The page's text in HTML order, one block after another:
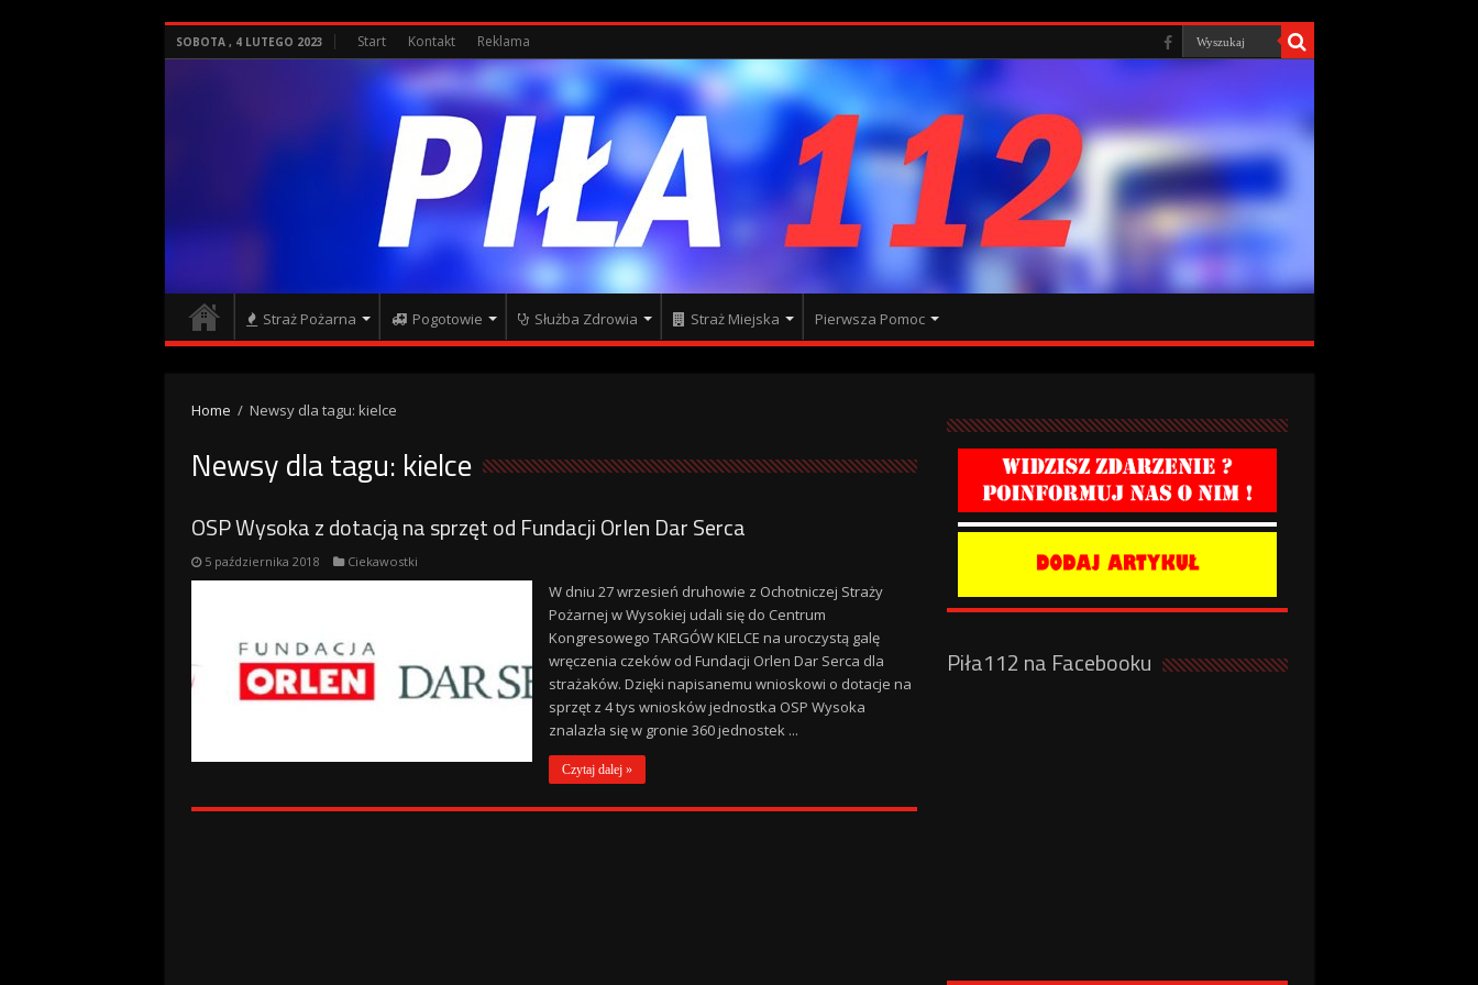
SOBOTA , 4 LUTEGO 2023 Start Kontakt Reklama
Straż Pożarna Pogotowie Służba Zdrowia Straż Miejska Pierwsza Pomoc
Home / Newsy dla tagu: kielce
Newsy dla tagu: kielce
OSP Wysoka z dotacją na sprzęt od Fundacji Orlen Dar Serca
5 października 2018 Ciekawostki
W dniu 27 wrzesień druhowie z Ochotniczej Straży
Pożarnej w Wysokiej udali się do Centrum
Kongresowego TARGÓW KIELCE na uroczystą galę
wręczenia czeków od Fundacji Orlen Dar Serca dla
strażaków. Dzięki napisanemu wnioskowi o dotacje na
sprzęt z 4 tys wniosków jednostka OSP Wysoka
znalazła się w gronie 360 jednostek ...
Czytaj dalej »
Piła112 na Facebooku